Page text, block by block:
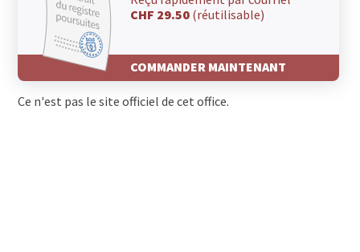
CHF 29.50 (réutilisable)
COMMANDER MAINTENANT
Ce n'est pas le site officiel de cet office.